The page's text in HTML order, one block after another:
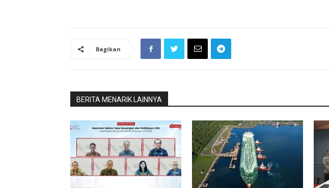
Bagikan
BERITA MENARIK LAINNYA